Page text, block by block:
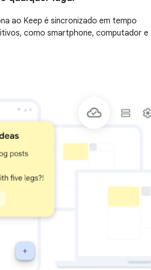
ao Keep é sincronizado em tempo
como smartphone, computador e